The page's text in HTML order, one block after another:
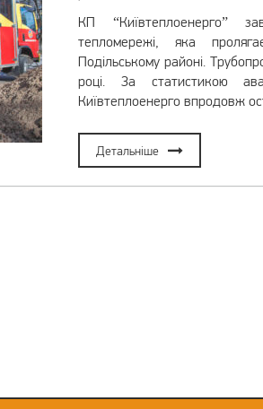
КП “Київтеплоенерго”
тепломережі, яка
Подільському районі.
році. За статистикою
Київтеплоенерго впродовж
Детальніше